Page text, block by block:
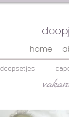
home
doopsetjes